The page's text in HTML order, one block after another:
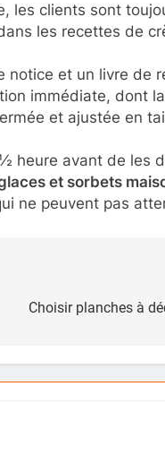
les clients sont
les recettes de
notice et un livre
immédiate, dont
et ajustée en
heure avant de les
et sorbets
ne peuvent pas
Choisir planches à